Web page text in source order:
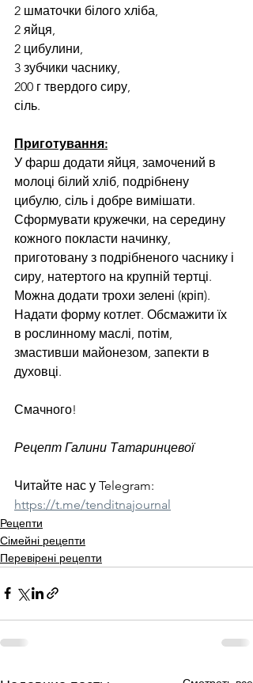
2 шматочки білого хліба,
2 яйця,
2 цибулини,
3 зубчики часнику,
200 г твердого сиру,
сіль.
Приготування:
У фарш додати яйця, замочений в
молоці білий хліб, подрібнену
цибулю, сіль і добре вимішати.
Сформувати кружечки, на середину
кожного покласти начинку,
приготовану з подрібненого часнику і
сиру, натертого на крупній тертці.
Можна додати трохи зелені (кріп).
Надати форму котлет. Обсмажити їх
в рослинному маслі, потім,
змастивши майонезом, запекти в
духовці.
Смачного!
Рецепт Галини Татаринцевої
Читайте нас у Telegram:
https://t.me/tenditnajournal
Рецепти
Сімейні рецепти
Перевірені рецепти